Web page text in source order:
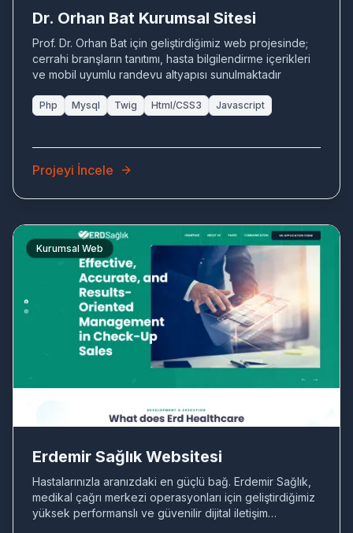
Dr. Orhan Bat Kurumsal Sitesi
Prof. Dr. Orhan Bat için geliştirdiğimiz web projesinde;
cerrahi branşların tanıtımı, hasta bilgilendirme içerikleri
ve mobil uyumlu randevu altyapısı sunulmaktadır
Php Mysql Twig Html/CSS3 Javascript
Projeyi İncele
ER
Kurumsal Web
Erdemir Sağlık Websitesi
Hastalarınızla aranızdaki en güçlü bağ. Erdemir Sağlık,
medikal çağrı merkezi operasyonları için geliştirdiğimiz
yüksek performanslı ve güvenilir dijital iletişim